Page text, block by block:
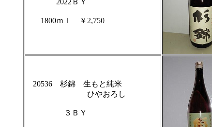
2022ＢＹ
1800ｍｌ ￥2,750
20536 杉錦 生もと純米
ひやおろし
３ＢＹ